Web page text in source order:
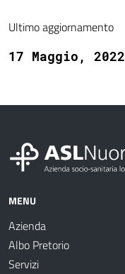
Ultimo aggiornamento
17 Maggio, 2022
MENU
Azienda
Albo Pretorio
Servizi